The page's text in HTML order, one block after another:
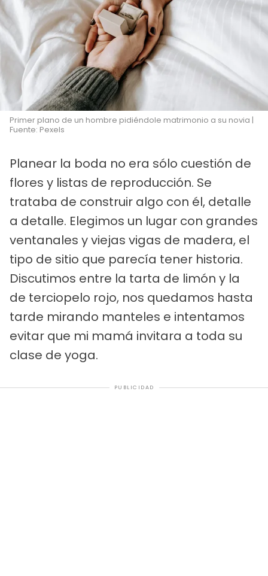
Primer plano de un hombre pidiéndole matrimonio a su novia |
Fuente: Pexels
Planear la boda no era sólo cuestión de
flores y listas de reproducción. Se
trataba de construir algo con él, detalle
a detalle. Elegimos un lugar con grandes
ventanales y viejas vigas de madera, el
tipo de sitio que parecía tener historia.
Discutimos entre la tarta de limón y la
de terciopelo rojo, nos quedamos hasta
tarde mirando manteles e intentamos
evitar que mi mamá invitara a toda su
clase de yoga.
PUBLICIDAD